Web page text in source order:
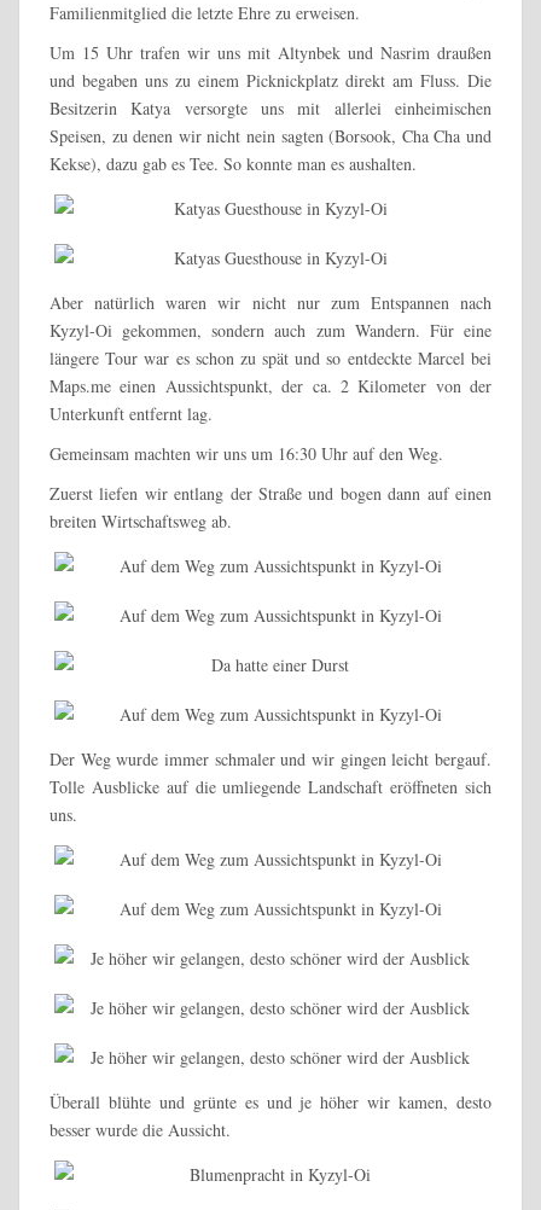
Familienmitglied die letzte Ehre zu erweisen.
Um 15 Uhr trafen wir uns mit Altynbek und Nasrim draußen
und begaben uns zu einem Picknickplatz direkt am Fluss. Die
Besitzerin Katya versorgte uns mit allerlei einheimischen
Speisen, zu denen wir nicht nein sagten (Borsook, Cha Cha und
Kekse), dazu gab es Tee. So konnte man es aushalten.
Aber natürlich waren wir nicht nur zum Entspannen nach
Kyzyl-Oi gekommen, sondern auch zum Wandern. Für eine
längere Tour war es schon zu spät und so entdeckte Marcel bei
Maps.me einen Aussichtspunkt, der ca. 2 Kilometer von der
Unterkunft entfernt lag.
Gemeinsam machten wir uns um 16:30 Uhr auf den Weg.
Zuerst liefen wir entlang der Straße und bogen dann auf einen
breiten Wirtschaftsweg ab.
Der Weg wurde immer schmaler und wir gingen leicht bergauf.
Tolle Ausblicke auf die umliegende Landschaft eröffneten sich
uns.
Überall blühte und grünte es und je höher wir kamen, desto
besser wurde die Aussicht.